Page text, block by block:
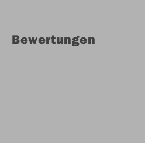
Bewertungen